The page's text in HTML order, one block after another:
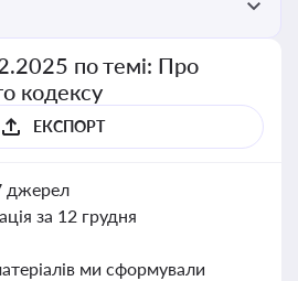
по темі: Про
кодексу
ЕКСПОРТ
джерел
за 12 грудня
ми сформували